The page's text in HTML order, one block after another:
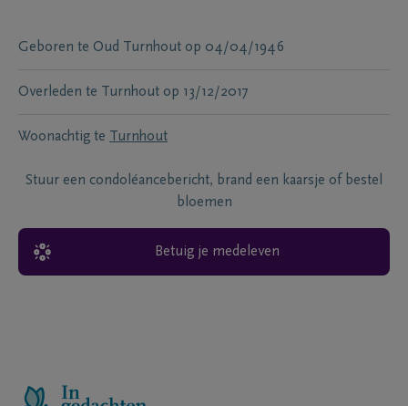
Geboren te Oud Turnhout op 04/04/1946
Overleden te Turnhout op 13/12/2017
Woonachtig te Turnhout
Stuur een condoléancebericht, brand een kaarsje of bestel
bloemen
Betuig je medeleven